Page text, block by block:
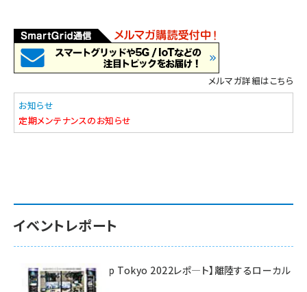
メルマガ詳細はこちら
お知らせ
定期メンテナンスのお知らせ
イベントレポート
【Interop Tokyo 2022レポ—ト】離陸するローカル
5G！